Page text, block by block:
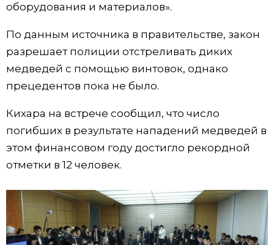
От редакции
оборудования и материалов».
По данным источника в правительстве, закон
разрешает полиции отстреливать диких
медведей с помощью винтовок, однако
прецедентов пока не было.
Кихара на встрече сообщил, что число
погибших в результате нападений медведей в
этом финансовом году достигло рекордной
отметки в 12 человек.